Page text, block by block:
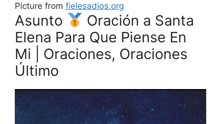
Picture from fielesadios.org
Asunto
Oración a Santa
Elena Para Que Piense En
Mi | Oraciones, Oraciones
Último